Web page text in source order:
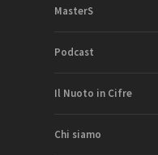
MasterS
Podcast
Il Nuoto in Cifre
Chi siamo